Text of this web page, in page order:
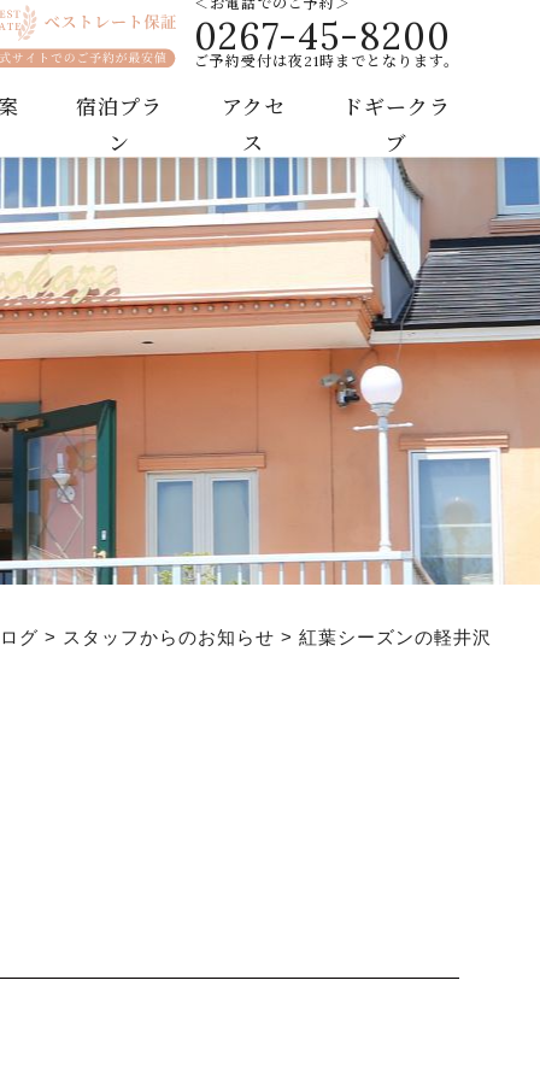
ホテル 0267-45-8200
ご予約受付は夜21時までとなります。
宿泊プラ
ン
アクセ
ス
ドギークラ
ブ
グ > スタッフからのお知らせ > 紅葉シーズンの軽井沢